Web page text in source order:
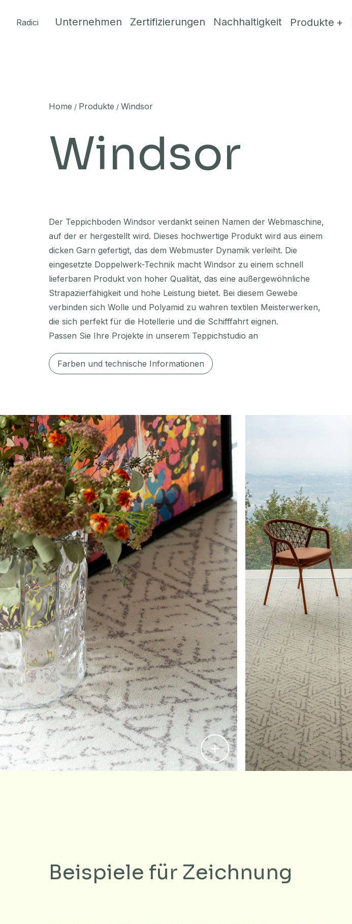
Radici
Unternehmen Zertifizierungen Nachhaltigkeit Produkte
Home / Produkte / Windsor
Windsor
Der Teppichboden Windsor verdankt seinen Namen der Webmaschine,
auf der er hergestellt wird. Dieses hochwertige Produkt wird aus einem
dicken Garn gefertigt, das dem Webmuster Dynamik verleiht. Die
eingesetzte Doppelwerk-Technik macht Windsor zu einem schnell
lieferbaren Produkt von hoher Qualität, das eine außergewöhnliche
Strapazierfähigkeit und hohe Leistung bietet. Bei diesem Gewebe
verbinden sich Wolle und Polyamid zu wahren textilen Meisterwerken,
die sich perfekt für die Hotellerie und die Schifffahrt eignen.
Passen Sie Ihre Projekte in unserem Teppichstudio an
Farben und technische Informationen
Beispiele für Zeichnung